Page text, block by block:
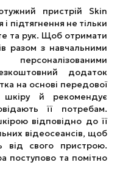
пристрій Skin
підтягнення не тільки
та рук. Щоб отримати
разом з навчальними
додаток
на основі передової
шкіру й рекомендує
її потребам.
відповідно до її
відеосеансів, щоб
від свого пристрою.
поступово та помітно